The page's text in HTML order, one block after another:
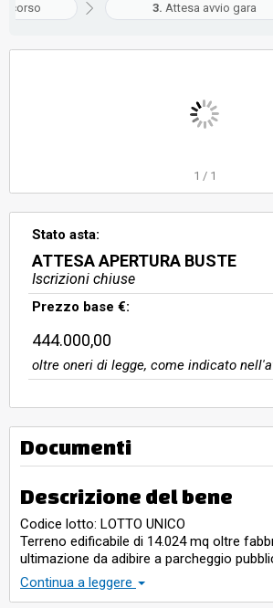
corso Attesa avvio gara
1 / 1
Stato asta:
ATTESA APERTURA BUSTE
Iscrizioni chiuse
Prezzo base €:
444.000,00
oltre oneri di legge, come indicato
Documenti
Descrizione del bene
Codice lotto: LOTTO UNICO
Terreno edificabile di 14.024 mq oltre
ultimazione da adibire a parcheggio
al Comune
Continua a leggere